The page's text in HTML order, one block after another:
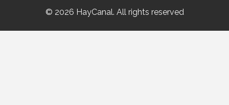
© 2026 HayCanal. All rights reserved